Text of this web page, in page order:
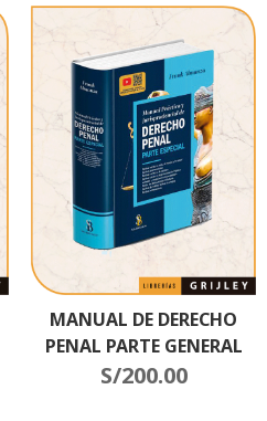
MANUAL DE DERECHO
PENAL PARTE GENERAL
2025
S/200.00